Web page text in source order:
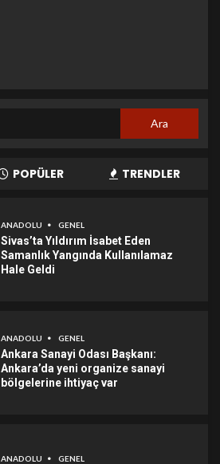
POPÜLER TRENDLER
ANADOLU GENEL
Sivas’ta Yıldırım İsabet Eden
Samanlık Yangında Kullanılamaz
Hale Geldi
ANADOLU GENEL
Ankara Sanayi Odası Başkanı:
Ankara’da yeni organize sanayi
bölgelerine ihtiyaç var
ANADOLU GENEL